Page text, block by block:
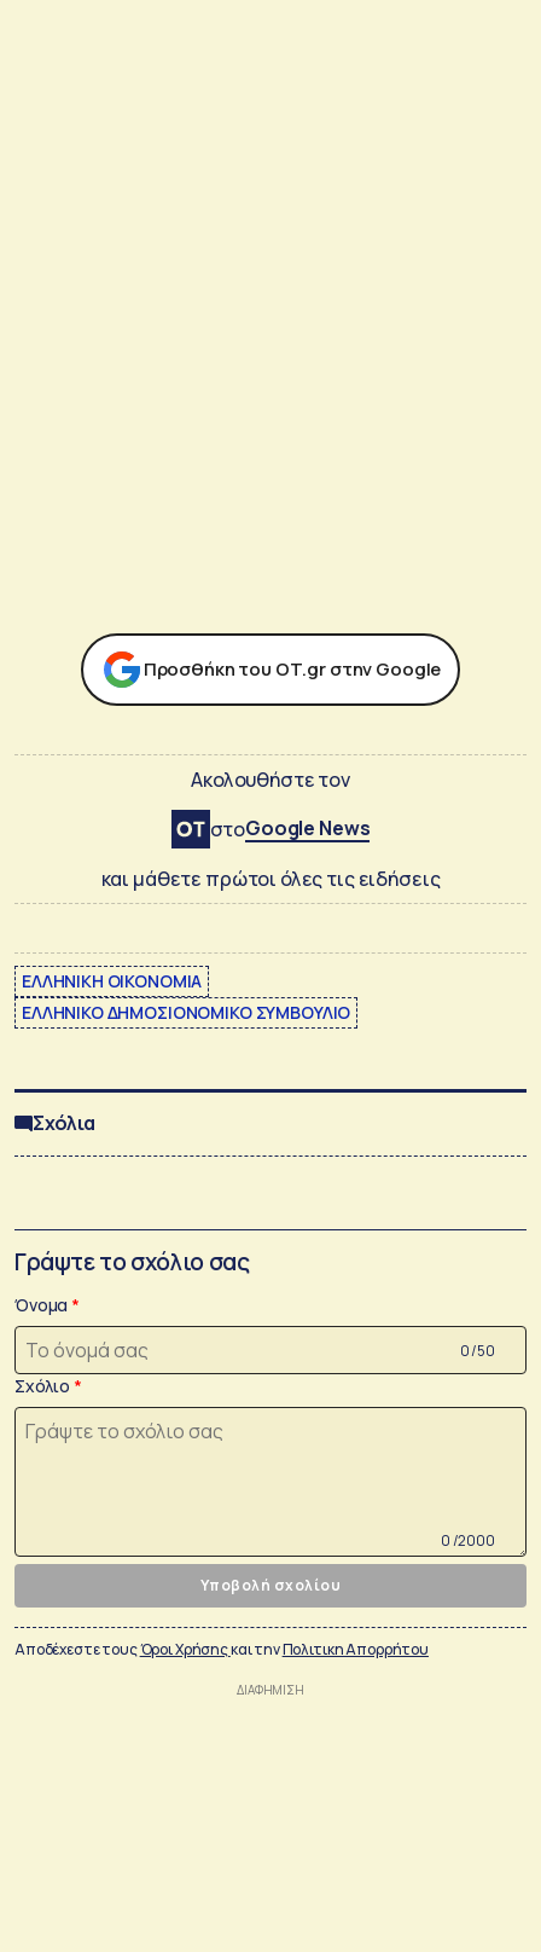
Προσθήκη του ΟΤ.gr στην Google
Ακολουθήστε τον
στοGoogle News
και μάθετε πρώτοι όλες τις ειδήσεις
ΕΛΛΗΝΙΚΗ ΟΙΚΟΝΟΜΙΑ
ΕΛΛΗΝΙΚΟ ΔΗΜΟΣΙΟΝΟΜΙΚΟ ΣΥΜΒΟΥΛΙΟ
Σχόλια
Γράψτε το σχόλιο σας
Όνομα
0 /50
Σχόλιο
0 /2000
Υποβολή σχολίου
Αποδέχεστε τουςΌροι Χρήσηςκαι τηνΠολιτικη Απορρήτου